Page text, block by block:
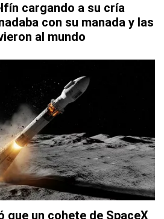
cargando a su cría
con su manada y las
al mundo
que un cohete de SpaceX